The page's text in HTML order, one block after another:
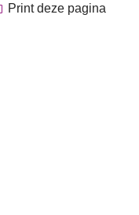
Print deze pagina